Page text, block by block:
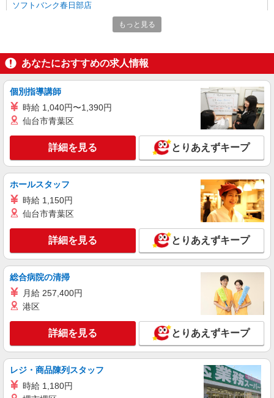
ソフトバンク春日部店
ソフトバンクショップの携帯販売スタッフ
月給 233,500円 〜 260,200円 固定残業代:
間あり 6ヶ月 月給25万円以上 ※経験・能力による
【試用期間】月給 233500 円 〜 260200 円
■ソフトバンク春日部店 埼玉県 春日部市 中央
2丁目 5‐13
詳細を見る
正社員
ワイモバイルララガーデン春日部店
【店長職】ワイモバイルショップの携帯販売ス
タッフ
月給 260,000円 〜 322,000円 試用期間あり 6
ヶ月 月給25万円以上 ※経験・能力による 【試用
期間】月給 260000 円 〜 322000 円
■ワイモバイルララガーデン春日部店 埼玉県春
日部市南1丁目1‐1 ララガーデン春日部2F
キープ 詳細を見る
契約社員
ソフトバンク販売契約社員【春日部市エリア】
家電量販店内の携帯販売スタッフ
月給 279,340円 〜 279,340円 試用期間なし ※
経験・能力による 【試用期間】時給 0 円 〜 0 円
■ソフトバンク販売契約社員【春日部市エリ
ア】 埼玉県春日部市
詳細を見る
もっと見る
あなたにおすすめの求人情報
個別指導講師
時給 1,040円〜1,390円
仙台市青葉区
詳細を見る とりあえずキープ
ホールスタッフ
時給 1,150円
仙台市青葉区
詳細を見る とりあえずキープ
総合病院の清掃
月給 257,400円
港区
詳細を見る とりあえずキープ
レジ・商品陳列スタッフ
時給 1,180円